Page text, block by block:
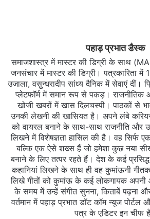
पहाड़ प्रभात डैस्क
समाजशास्त्र में मास्टर की डिग्री के साथ
जनसंचार में मास्टर की डिग्री। पत्रकारिता
उजाला, वसुन्धरादीप सांध्य दैनिक में सेवाएं दीं।
प्लेटफॉर्म में समान रूप से पकड़।
खोजी खबरों में खास दिलचस्‍पी। पाठकों से
उनकी लेखनी की खासियत है। अपने लंबे
को वायरल बनाने के साथ-साथ राजनीति और
लिखने में विशेषज्ञता हासिल की है। वह सिर्फ
बल्कि एक ऐसे शख्स हैं जो हमेशा कुछ नया
बनाने के लिए तत्पर रहते हैं। देश के कई
कहानियां लिखने के साथ ही वह कुमांऊनी
लिखे गीतों को कुमांऊ के कई लोकगायक
के समय में उन्हें संगीत सुनना, किताबें पढ़ना
वर्तमान में पहाड़ प्रभात डॉट कॉम न्यूज पोर्टल
पत्र के एडिटर इन चीफ